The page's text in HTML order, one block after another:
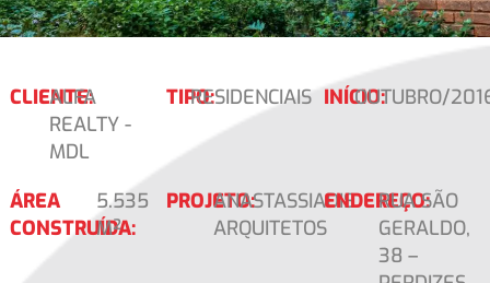
CLIENTE:
ALFA
REALTY -
MDL
TIPO:RESIDENCIAIS INÍCIO:OUTUBRO/
ÁREA
CONSTRUÍDA:
5.535
M²
PROJETO:ANASTASSIADIS
ARQUITETOS
ENDEREÇO:
RUA SÃO
GERALDO,
38 –